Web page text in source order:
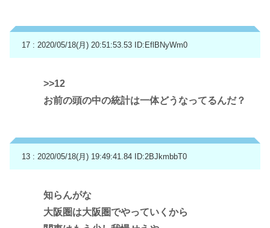
17 : 2020/05/18(月) 20:51:53.53 ID:EflBNyWm0
>>12
お前の頭の中の統計は一体どうなってるんだ？
13 : 2020/05/18(月) 19:49:41.84 ID:2BJkmbbT0
知らんがな
大阪圏は大阪圏でやっていくから